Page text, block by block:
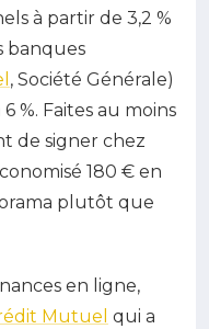
à partir de 3,2 %
banques
, Société Générale)
%. Faites au moins
de signer chez
180 € en
plutôt que
en ligne,
Mutuel qui a